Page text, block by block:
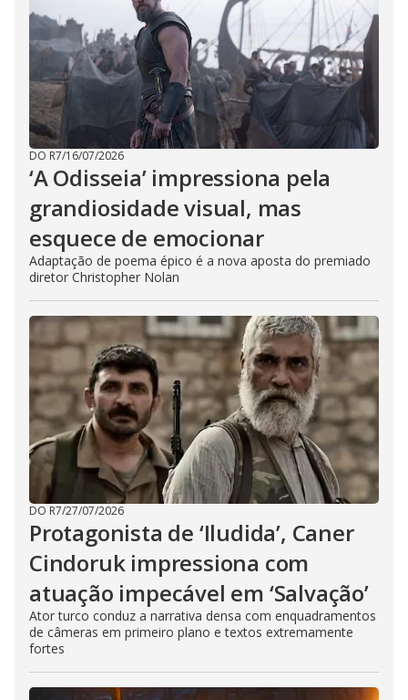
DO R7/16/07/2026
‘A Odisseia’ impressiona pela
grandiosidade visual, mas
esquece de emocionar
Adaptação de poema épico é a nova aposta do premiado
diretor Christopher Nolan
DO R7/27/07/2026
Protagonista de ‘Iludida’, Caner
Cindoruk impressiona com
atuação impecável em ‘Salvação’
Ator turco conduz a narrativa densa com enquadramentos
de câmeras em primeiro plano e textos extremamente
fortes